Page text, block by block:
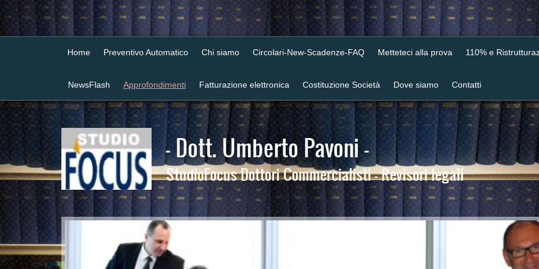
Home Preventivo Automatico Chi siamo Circolari-New-Scadenze-FAQ Metteteci alla prova 110% e
NewsFlash Approfondimenti Fatturazione elettronica Costituzione Società Dove siamo Contatti
- Dott. Umberto Pavoni -
StudioFocus Dottori Commercialisti - Revisori legali